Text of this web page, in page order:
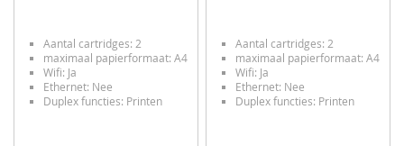
Aantal cartridges: 2
maximaal papierformaat: A4
Wifi: Ja
Ethernet: Nee
Duplex functies: Printen
Aantal cartridges: 2
maximaal papierformaat: A4
Wifi: Ja
Ethernet: Nee
Duplex functies: Printen